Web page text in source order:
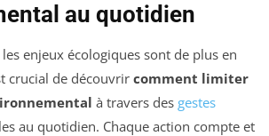
au quotidien
enjeux écologiques sont de plus en
crucial de découvrir comment limiter
à travers des gestes
au quotidien. Chaque action compte et